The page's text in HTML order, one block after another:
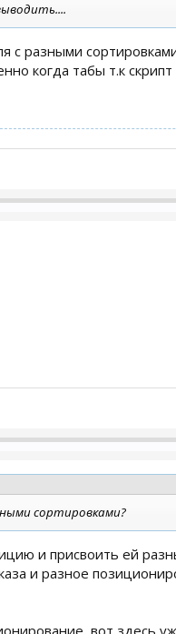
с разными
когда табы т.к
сортировками?
и присвоить ей
и разное
вот здесь